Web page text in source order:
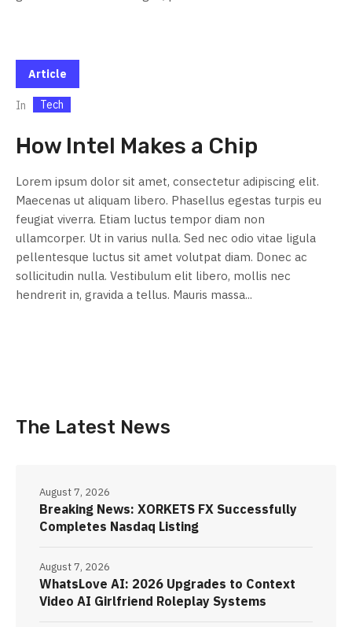
Article
In Tech
How Intel Makes a Chip
Lorem ipsum dolor sit amet, consectetur adipiscing elit.
Maecenas ut aliquam libero. Phasellus egestas turpis eu
feugiat viverra. Etiam luctus tempor diam non
ullamcorper. Ut in varius nulla. Sed nec odio vitae ligula
pellentesque luctus sit amet volutpat diam. Donec ac
sollicitudin nulla. Vestibulum elit libero, mollis nec
hendrerit in, gravida a tellus. Mauris massa...
The Latest News
Breaking News: XORKETS FX Successfully
Completes Nasdaq Listing
August 7, 2026
WhatsLove AI: 2026 Upgrades to Context
Video AI Girlfriend Roleplay Systems
August 7, 2026